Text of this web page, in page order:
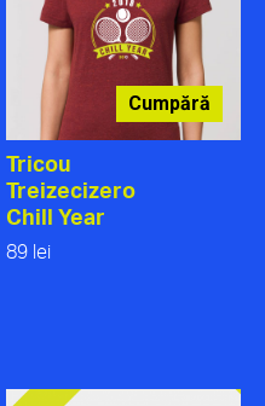
Cumpără
Tricou
Treizecizero
Chill Year
89 lei